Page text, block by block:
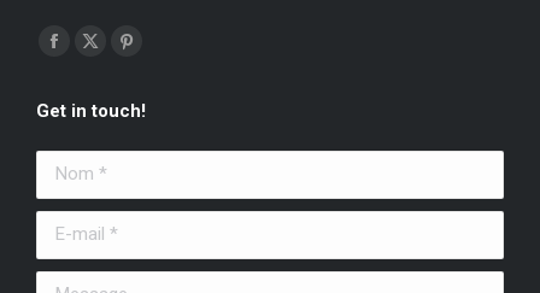
Trouvez nous sur :
La
Facebook
s'ouvre
dans
une
nouvelle
fenêtre
La
X
s'ouvre
dans
une
nouvelle
fenêtre
La
Pinterest
s'ouvre
une
fenêtre
Get in touch!
Nom *
E-mail *
Message